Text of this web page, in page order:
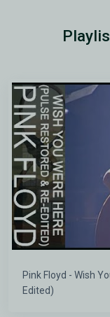
Pink Floyd - Wish
Edited)